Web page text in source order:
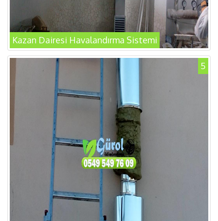
Kazan Dairesi Havalandırma Sistemi
5